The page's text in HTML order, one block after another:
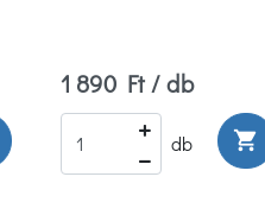
1 890 Ft / db
db shopping_cart